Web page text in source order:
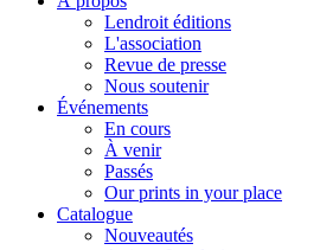
Lendroit éditions
L'association
Revue de presse
Nous soutenir
Événements
En cours
À venir
Passés
Our prints in your place
Catalogue
Nouveautés